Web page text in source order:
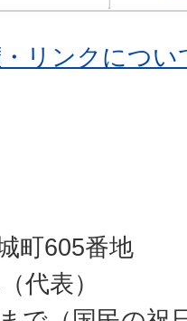
リンクについ
町605番地
代表）